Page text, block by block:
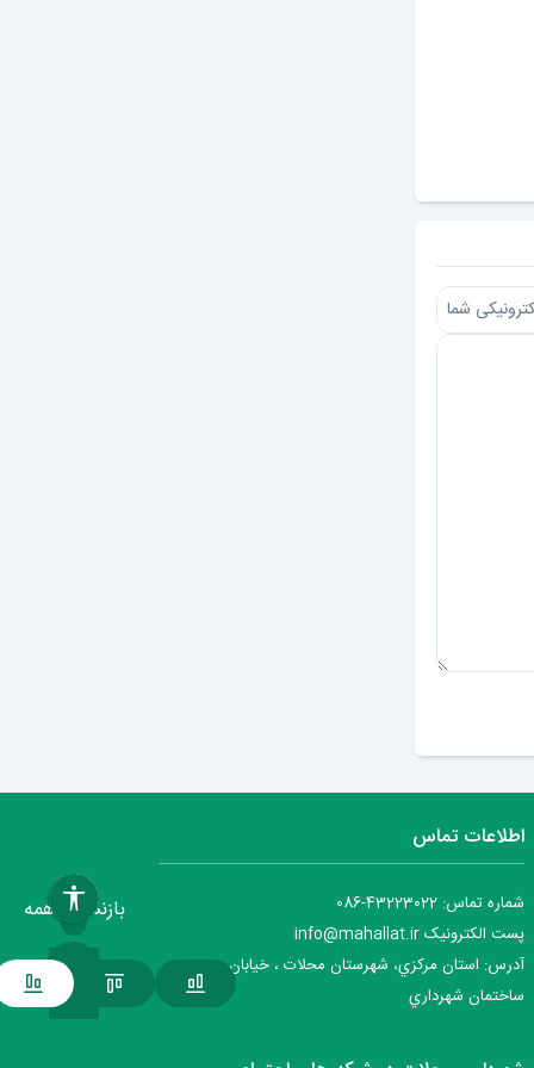
اطلاعات تماس
شماره تماس: 43223022-086
پست الکترونیک info@mahallat.ir
آدرس: استان مرکزي، شهرستان محلات ‌‌‌، خيابان جمهوري ،
ساختمان شهرداري
بازنشانی همه